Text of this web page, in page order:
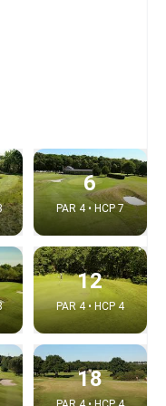
6
PAR 4 • HCP 7
12
PAR 4 • HCP 4
18 Copy